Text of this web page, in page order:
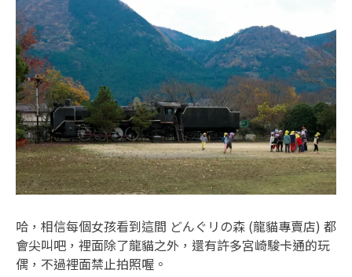
哈，相信每個女孩看到這間 どんぐリの森 (龍貓專賣店) 都
會尖叫吧，裡面除了龍貓之外，還有許多宮崎駿卡通的玩
偶，不過裡面禁止拍照喔。